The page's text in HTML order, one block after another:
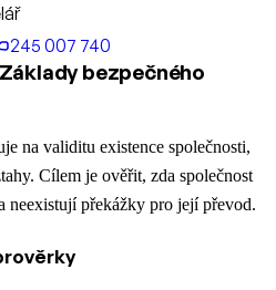
245 007 740
bezpečného
na validitu existence společnosti,
Cílem je ověřit, zda společnost
neexistují překážky pro její převod.